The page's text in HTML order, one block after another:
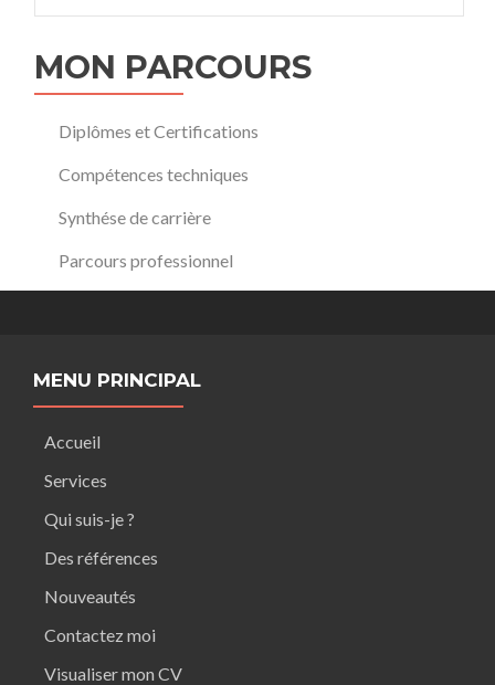
MON PARCOURS
Diplômes et Certifications
Compétences techniques
Synthése de carrière
Parcours professionnel
MENU PRINCIPAL
Accueil
Services
Qui suis-je ?
Des références
Nouveautés
Contactez moi
Visualiser mon CV